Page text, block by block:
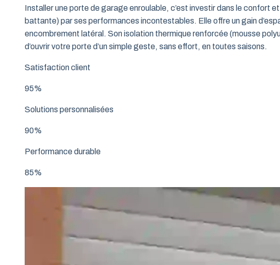
Installer une porte de garage enroulable, c’est investir dans le
battante) par ses performances incontestables. Elle offre un gain
encombrement latéral. Son isolation thermique renforcée (mousse
d’ouvrir votre porte d’un simple geste, sans effort, en toutes saisons.
Satisfaction client
95%
Solutions personnalisées
90%
Performance durable
85%